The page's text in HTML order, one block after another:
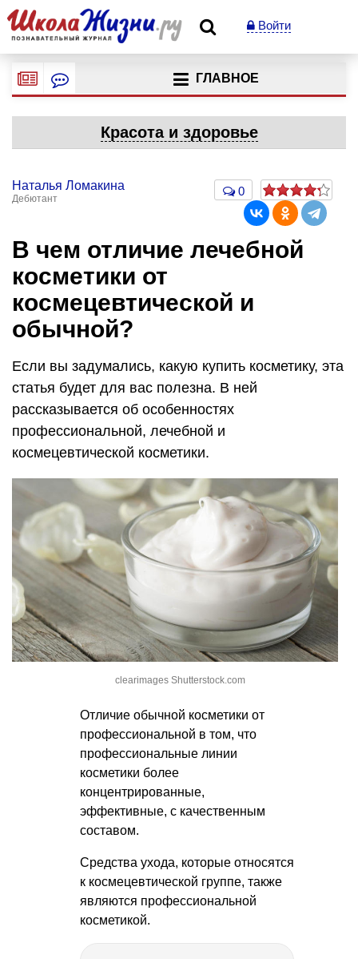
Войти
ГЛАВНОЕ
Красота и здоровье
Наталья Ломакина
Дебютант
0
В чем отличие лечебной
косметики от
космецевтической и
обычной?
Если вы задумались, какую купить косметику, эта
статья будет для вас полезна. В ней
рассказывается об особенностях
профессиональной, лечебной и
космецевтической косметики.
clearimages Shutterstock.com
Отличие обычной косметики от
профессиональной в том, что
профессиональные линии
косметики более
концентрированные,
эффективные, с качественным
составом.
Средства ухода, которые относятся
к космецевтической группе, также
являются профессиональной
косметикой.